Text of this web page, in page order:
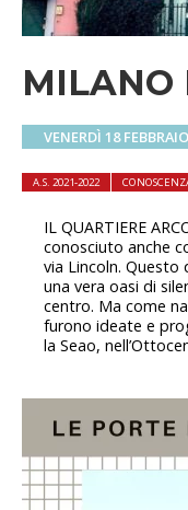
MILANO
VENERDÌ 18
A.S. 2021-2022
IL QUARTIERE
conosciuto anche
via Lincoln.
una vera oasi di
centro. Ma come
furono ideate e
la Seao,